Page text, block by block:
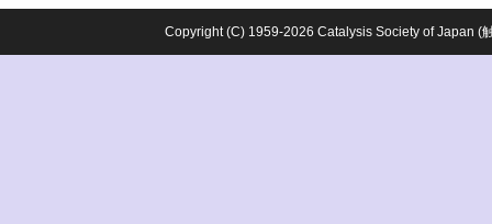
Copyright (C) 1959-2026 Catalysis Society of Japan (